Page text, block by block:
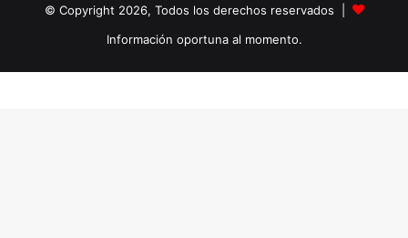
© Copyright 2026, Todos los derechos reservados |
Información oportuna al momento.